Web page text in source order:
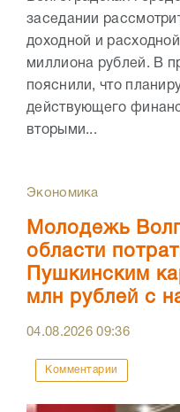
заседании
доходной и
миллиона рублей. В
пояснили, что
действующего
вторыми...
Экономика
Молодежь
области
Пушкинским
млн рублей с
04.08.202609:36
Комментарии